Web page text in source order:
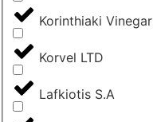
Korinthiaki Vinegar
Korvel LTD
Lafkiotis S.A